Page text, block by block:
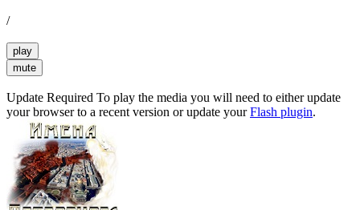
/
play
mute
Update Required To play the media you will need to either update
your browser to a recent version or update yourFlash plugin.